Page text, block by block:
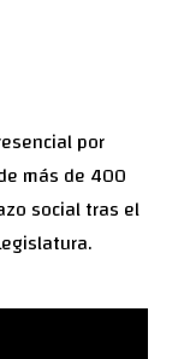
por
más de 400
social tras el